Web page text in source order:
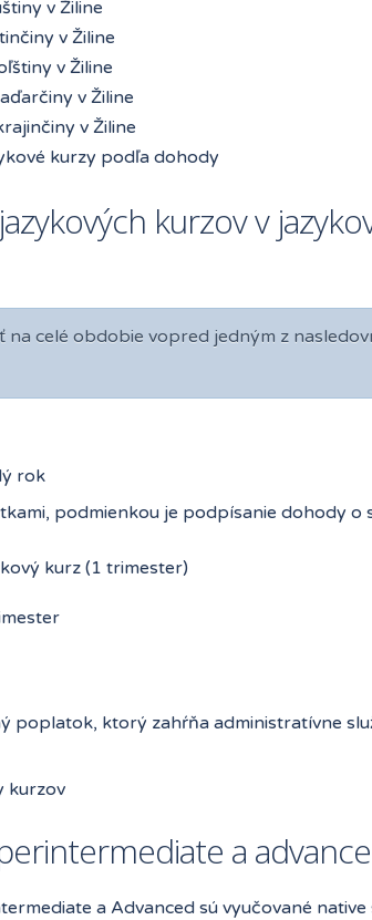
v Žiline
v Žiline
v Žiline
v Žiline
v Žiline
kurzy podľa dohody
kurzov v
celé obdobie vopred jedným z
rok
podmienkou je podpísanie dohody o
kurz (1 trimester)
poplatok, ktorý zahŕňa administratívne
kurzov
a
a Advanced sú vyučované native